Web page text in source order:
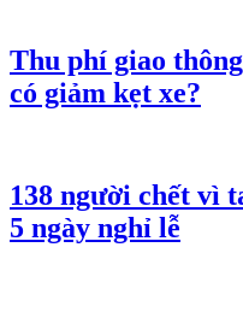
Thu phí giao
có giảm kẹt xe?
138 người chết vì
5 ngày nghỉ lễ